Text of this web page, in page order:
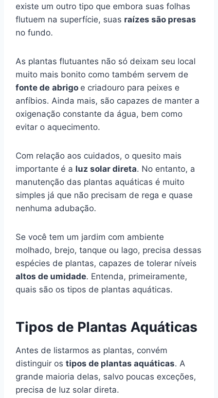
existe um outro tipo que embora suas folhas
flutuem na superfície, suas raízes são presas
no fundo.
As plantas flutuantes não só deixam seu local
muito mais bonito como também servem de
fonte de abrigo e criadouro para peixes e
anfíbios. Ainda mais, são capazes de manter a
oxigenação constante da água, bem como
evitar o aquecimento.
Com relação aos cuidados, o quesito mais
importante é a luz solar direta. No entanto, a
manutenção das plantas aquáticas é muito
simples já que não precisam de rega e quase
nenhuma adubação.
Se você tem um jardim com ambiente
molhado, brejo, tanque ou lago, precisa dessas
espécies de plantas, capazes de tolerar níveis
altos de umidade. Entenda, primeiramente,
quais são os tipos de plantas aquáticas.
Tipos de Plantas Aquáticas
Antes de listarmos as plantas, convém
distinguir os tipos de plantas aquáticas. A
grande maioria delas, salvo poucas exceções,
precisa de luz solar direta.